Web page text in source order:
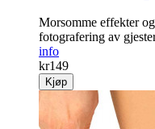
Morsomme effekter
fotografering av
info
kr149
Kjøp